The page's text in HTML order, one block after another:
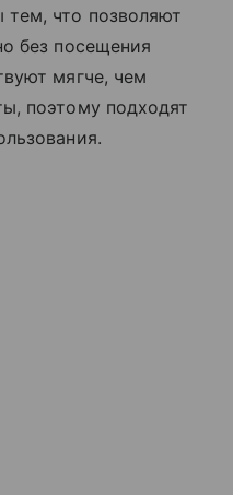
что позволяют
без посещения
мягче, чем
поэтому подходят